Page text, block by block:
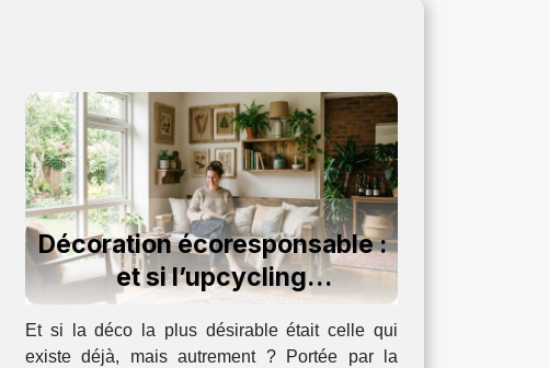
Décoration écoresponsable :
et si l’upcycling
personnalisait votre intérieur
?
Et si la déco la plus désirable était celle qui
existe déjà, mais autrement ? Portée par la